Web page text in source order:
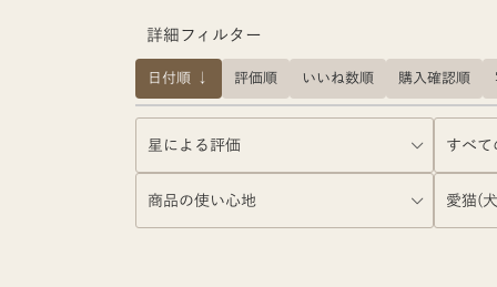
詳細フィルター
日付順 ↓ 評価順 いいね数順 購入確認順